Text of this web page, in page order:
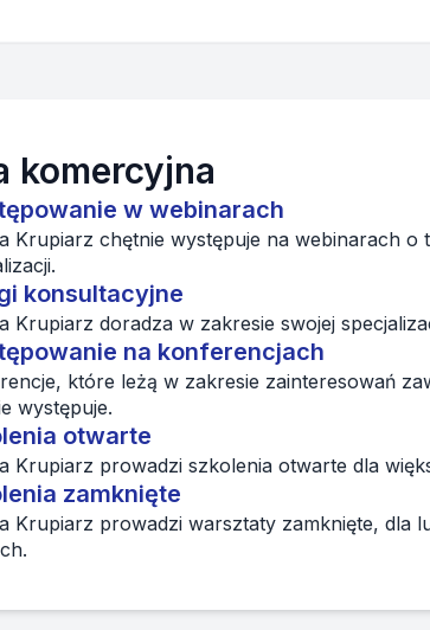
komercyjna
w webinarach
Krupiarz chętnie występuje na webinarach o
konsultacyjne
Krupiarz doradza w zakresie swojej
na konferencjach
które leżą w zakresie zainteresowań
występuje.
otwarte
Krupiarz prowadzi szkolenia otwarte dla
zamknięte
Krupiarz prowadzi warsztaty zamknięte, dla